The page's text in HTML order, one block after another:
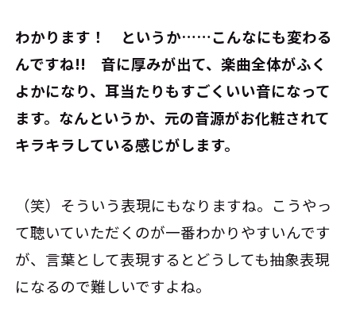
――わかります！ というか……こんなにも変わる
んですね!! 音に厚みが出て、楽曲全体がふく
よかになり、耳当たりもすごくいい音になって
ます。なんというか、元の音源がお化粧されて
キラキラしている感じがします。
（笑）そういう表現にもなりますね。こうやっ
て聴いていただくのが一番わかりやすいんです
が、言葉として表現するとどうしても抽象表現
になるので難しいですよね。